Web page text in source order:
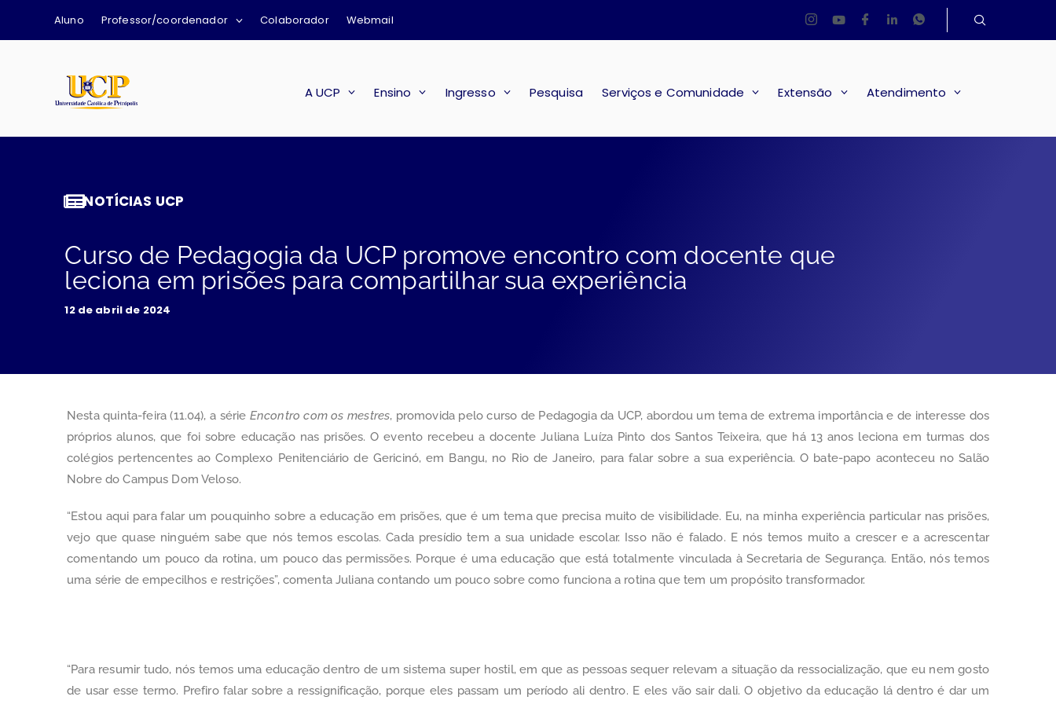
Aluno Professor/coordenador Colaborador Webmail
A UCP Ensino Ingresso Pesquisa Serviços e Comunidade Extensão Atendimento
NOTÍCIAS UCP
Curso de Pedagogia da UCP promove encontro com docente que
leciona em prisões para compartilhar sua experiência
12 de abril de 2024
Nesta quinta-feira (11.04), a série Encontro com os mestres, promovida pelo curso de Pedagogia da UCP, abordou um tema de extrema importância e de interesse dos
próprios alunos, que foi sobre educação nas prisões. O evento recebeu a docente Juliana Luíza Pinto dos Santos Teixeira, que há 13 anos leciona em turmas dos
colégios pertencentes ao Complexo Penitenciário de Gericinó, em Bangu, no Rio de Janeiro, para falar sobre a sua experiência. O bate-papo aconteceu no Salão
Nobre do Campus Dom Veloso.
“Estou aqui para falar um pouquinho sobre a educação em prisões, que é um tema que precisa muito de visibilidade. Eu, na minha experiência particular nas prisões,
vejo que quase ninguém sabe que nós temos escolas. Cada presídio tem a sua unidade escolar. Isso não é falado. E nós temos muito a crescer e a acrescentar
comentando um pouco da rotina, um pouco das permissões. Porque é uma educação que está totalmente vinculada à Secretaria de Segurança. Então, nós temos
uma série de empecilhos e restrições”, comenta Juliana contando um pouco sobre como funciona a rotina que tem um propósito transformador.
“Para resumir tudo, nós temos uma educação dentro de um sistema super hostil, em que as pessoas sequer relevam a situação da ressocialização, que eu nem gosto
de usar esse termo. Prefiro falar sobre a ressignificação, porque eles passam um período ali dentro. E eles vão sair dali. O objetivo da educação lá dentro é dar um